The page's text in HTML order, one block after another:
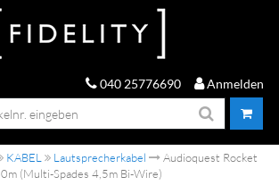
040 25776690 Anmelden
KABEL Lautsprecherkabel
Audioquest Rocket
(Multi-Spades 4,5m Bi-Wire)